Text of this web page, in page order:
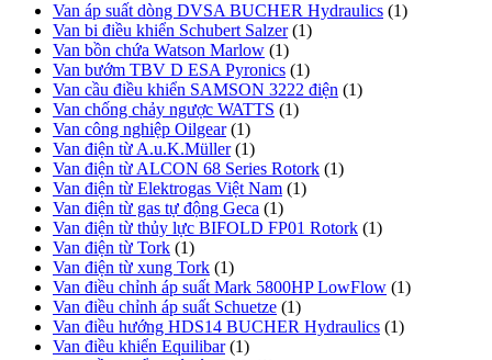
Van áp suất dòng DVSA BUCHER Hydraulics (1)
Van bi điều khiển Schubert Salzer (1)
Van bồn chứa Watson Marlow (1)
Van bướm TBV D ESA Pyronics (1)
Van cầu điều khiển SAMSON 3222 điện (1)
Van chống chảy ngược WATTS (1)
Van công nghiệp Oilgear (1)
Van điện từ A.u.K.Müller (1)
Van điện từ ALCON 68 Series Rotork (1)
Van điện từ Elektrogas Việt Nam (1)
Van điện từ gas tự động Geca (1)
Van điện từ thủy lực BIFOLD FP01 Rotork (1)
Van điện từ Tork (1)
Van điện từ xung Tork (1)
Van điều chỉnh áp suất Mark 5800HP LowFlow (1)
Van điều chỉnh áp suất Schuetze (1)
Van điều hướng HDS14 BUCHER Hydraulics (1)
Van điều khiển Equilibar (1)